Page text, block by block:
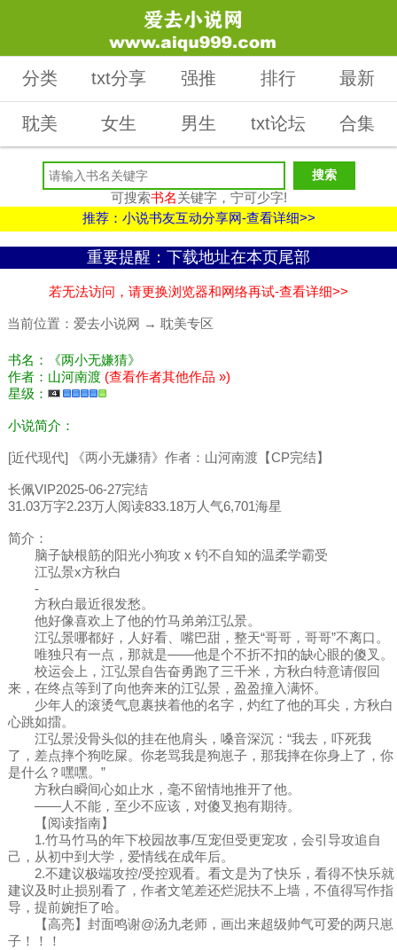
分类 txt分享 强推 排行 最新
耽美 女生 男生 txt论坛 合集
可搜索书名关键字，宁可少字!
推荐：小说书友互动分享网-查看详细>>
重要提醒：下载地址在本页尾部
若无法访问，请更换浏览器和网络再试-查看详细>>
当前位置： 爱去小说网 → 耽美专区
书名：《两小无嫌猜》
作者：山河南渡 (查看作者其他作品 »)
星级：
小说简介：
[近代现代] 《两小无嫌猜》作者：山河南渡【CP完结】
长佩VIP2025-06-27完结
31.03万字2.23万人阅读833.18万人气6,701海星
简介：
脑子缺根筋的阳光小狗攻 x 钓不自知的温柔学霸受
江弘景x方秋白
-
方秋白最近很发愁。
他好像喜欢上了他的竹马弟弟江弘景。
江弘景哪都好，人好看、嘴巴甜，整天“哥哥，哥哥”不离口。
唯独只有一点，那就是——他是个不折不扣的缺心眼的傻叉。
校运会上，江弘景自告奋勇跑了三千米，方秋白特意请假回
来，在终点等到了向他奔来的江弘景，盈盈撞入满怀。
少年人的滚烫气息裹挟着他的名字，灼红了他的耳尖，方秋白
心跳如擂。
江弘景没骨头似的挂在他肩头，嗓音深沉：“我去，吓死我
了，差点摔个狗吃屎。你老骂我是狗崽子，那我摔在你身上了，你
是什么？嘿嘿。”
方秋白瞬间心如止水，毫不留情地推开了他。
——人不能，至少不应该，对傻叉抱有期待。
【阅读指南】
1.竹马竹马的年下校园故事/互宠但受更宠攻，会引导攻追自
己，从初中到大学，爱情线在成年后。
2.不建议极端攻控/受控观看。看文是为了快乐，看得不快乐就
建议及时止损别看了，作者文笔差还烂泥扶不上墙，不值得写作指
导，提前婉拒了哈。
【高亮】封面鸣谢@汤九老师，画出来超级帅气可爱的两只崽
子！！！